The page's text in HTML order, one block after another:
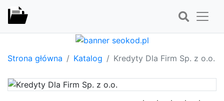
Strona główna Katalog Kredyty Dla Firm Sp. z o.o.